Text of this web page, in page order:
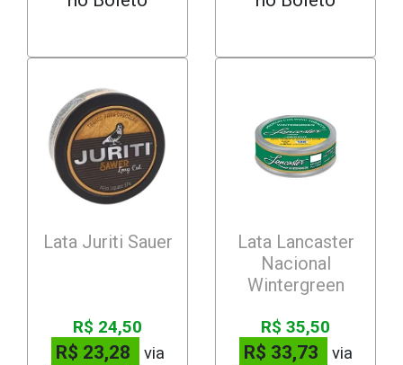
Lata Juriti Sauer
R$ 24,50
R$ 23,28
via
Lata Lancaster
Nacional
Wintergreen
R$ 35,50
R$ 33,73
via